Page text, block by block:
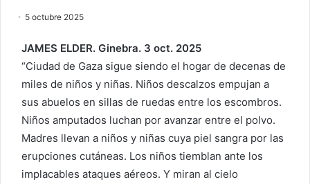
5 octubre 2025
JAMES ELDER. Ginebra. 3 oct. 2025
“Ciudad de Gaza sigue siendo el hogar de decenas de
miles de niños y niñas. Niños descalzos empujan a
sus abuelos en sillas de ruedas entre los escombros.
Niños amputados luchan por avanzar entre el polvo.
Madres llevan a niños y niñas cuya piel sangra por las
erupciones cutáneas. Los niños tiemblan ante los
implacables ataques aéreos. Y miran al cielo